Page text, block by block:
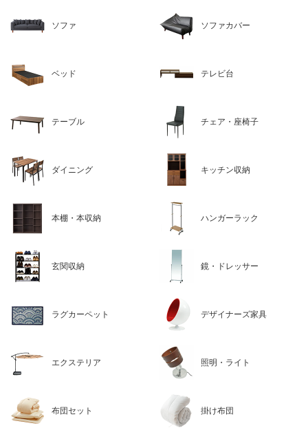
ソファ ソファカバー
ベッド テレビ台
テーブル チェア・座椅子
ダイニング キッチン収納
本棚・本収納 ハンガーラック
玄関収納 鏡・ドレッサー
ラグカーペット デザイナーズ家具
エクステリア 照明・ライト
布団セット 掛け布団